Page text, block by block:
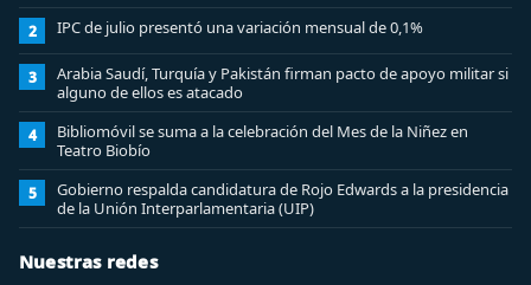
2 IPC de julio presentó una variación mensual de 0,1%
3
Arabia Saudí, Turquía y Pakistán firman pacto de apoyo militar si
alguno de ellos es atacado
4
Bibliomóvil se suma a la celebración del Mes de la Niñez en
Teatro Biobío
5
Gobierno respalda candidatura de Rojo Edwards a la presidencia
de la Unión Interparlamentaria (UIP)
Nuestras redes